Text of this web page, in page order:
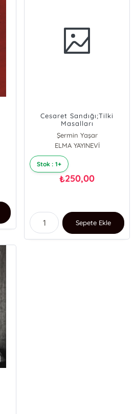
Cesaret Sandığı;Tilki
Masalları
Şermin Yaşar
ELMA YAYINEVİ
Stok : 1+
₺250,00
Sepete Ekle